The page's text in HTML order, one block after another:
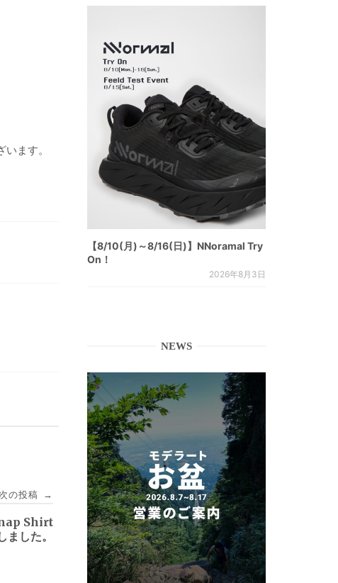
ます。
次の投稿 →
Shirt
した。
【8/10(月)～8/16(日)】NNoramal Try
On！
2026年8月3日
NEWS